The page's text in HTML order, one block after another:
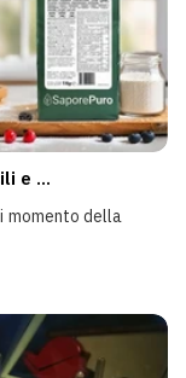
e ...
momento della